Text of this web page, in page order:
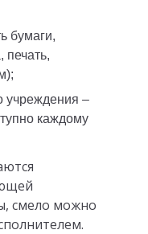
печать,
каждому
смело можно